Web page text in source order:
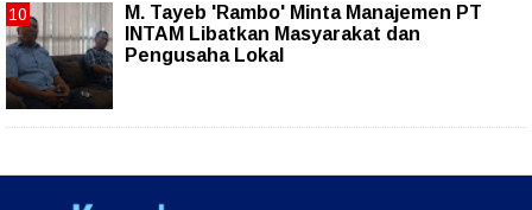
M. Tayeb 'Rambo' Minta Manajemen PT
INTAM Libatkan Masyarakat dan
Pengusaha Lokal